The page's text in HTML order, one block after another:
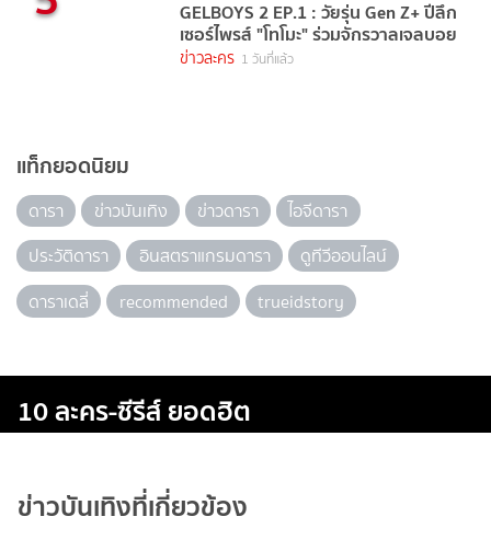
GELBOYS 2 EP.1 : วัยรุ่น Gen Z+ ปีลึก
เซอร์ไพรส์ "โทโมะ" ร่วมจักรวาลเจลบอย
ข่าวละคร 1 วันที่แล้ว
แท็กยอดนิยม
ดารา ข่าวบันเทิง ข่าวดารา
ไอจีดารา
ประวัติดารา
อินสตราแกรมดารา
ดูทีวีออนไลน์
ดาราเดลี่
recommended trueidstory
10 ละคร-ซีรีส์ ยอดฮิต
ข่าวบันเทิงที่เกี่ยวข้อง